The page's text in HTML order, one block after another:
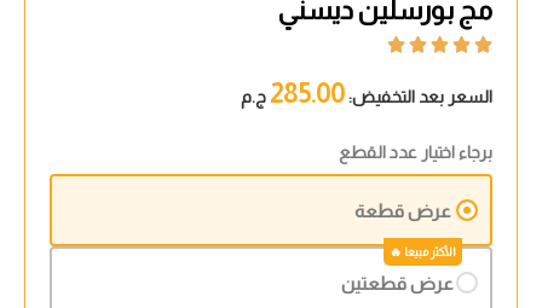
مج بورسلين ديسني





السعر بعد التخفيض:285.00 ج.م
برجاء اختيار عدد القطع
عرض قطعة
عرض قطعتين